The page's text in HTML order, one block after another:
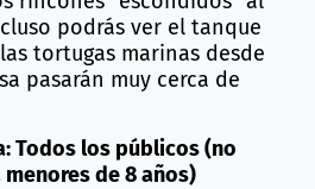
podrás ver el tanque
tortugas marinas desde
pasarán muy cerca de
Todos los públicos (no
de 8 años)